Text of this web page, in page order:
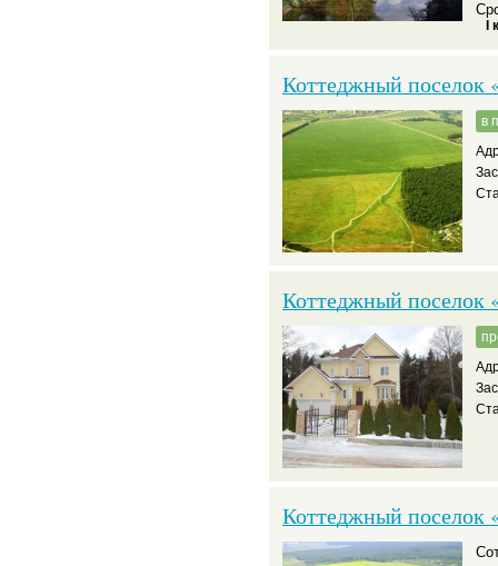
I
Коттеджный поселок
в
Коттеджный поселок
Коттеджный поселок